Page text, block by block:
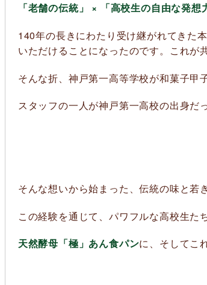
「老舗の伝統」 × 「高校生の自由な発想
140年の長きにわたり受け継がれてきた
いただけることになったのです。これが
そんな折、神戸第一高等学校が和菓子甲
スタッフの一人が神戸第一高校の出身だ
そんな想いから始まった、伝統の味と若
この経験を通じて、パワフルな高校生た
天然酵母「極」あん食パンに、そしてこ